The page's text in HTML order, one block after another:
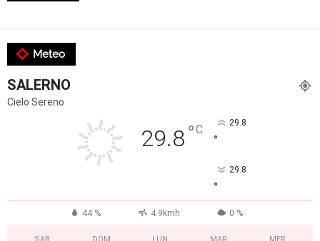
Meteo
SALERNO
Cielo Sereno
29.8°C 29.8
°
29.8
°
44 % 4.9kmh 0 %